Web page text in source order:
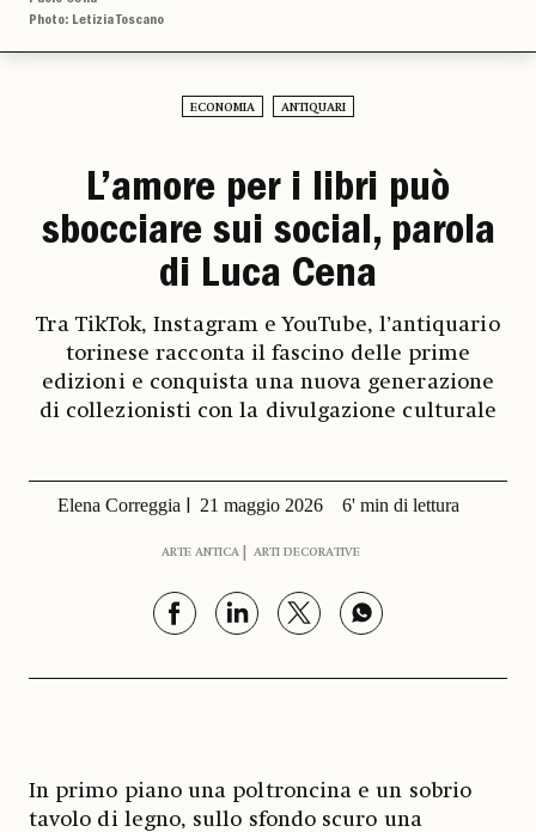
Photo: Letizia Toscano
ECONOMIA ANTIQUARI
L’amore per i libri può
sbocciare sui social, parola
di Luca Cena
Tra TikTok, Instagram e YouTube, l’antiquario
torinese racconta il fascino delle prime
edizioni e conquista una nuova generazione
di collezionisti con la divulgazione culturale
Elena Correggia 21 maggio 2026 6' min di lettura
ARTE ANTICA ARTI DECORATIVE
In primo piano una poltroncina e un sobrio
tavolo di legno, sullo sfondo scuro una